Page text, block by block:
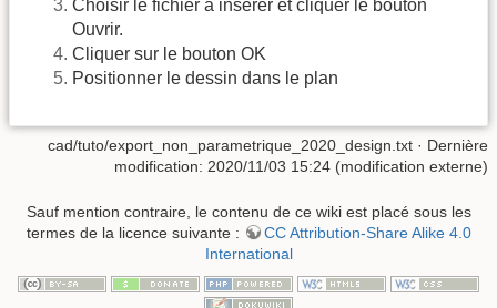
Choisir le fichier à insérer et cliquer le bouton
Ouvrir.
Cliquer sur le bouton OK
Positionner le dessin dans le plan
cad/tuto/export_non_parametrique_2020_design.txt · Dernière
modification: 2020/11/03 15:24 (modification externe)
Sauf mention contraire, le contenu de ce wiki est placé sous les
termes de la licence suivante :
CC Attribution-Share Alike 4.0
International